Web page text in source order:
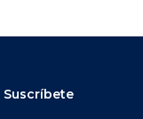
Suscríbete